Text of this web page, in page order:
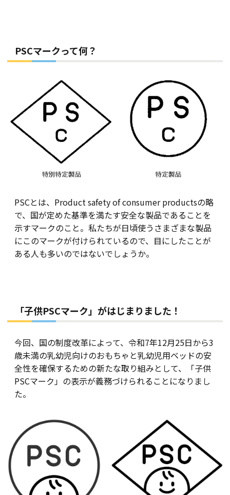
PSCマークって何？
PSCとは、Product safety of consumer productsの略
で、国が定めた基準を満たす安全な製品であることを
示すマークのこと。私たちが日頃使うさまざまな製品
にこのマークが付けられているので、目にしたことが
ある人も多いのではないでしょうか。
「子供PSCマーク」がはじまりました！
今回、国の制度改革によって、令和7年12月25日から3
歳未満の乳幼児向けのおもちゃと乳幼児用ベッドの安
全性を確保するための新たな取り組みとして、「子供
PSCマーク」の表示が義務づけられることになりまし
た。